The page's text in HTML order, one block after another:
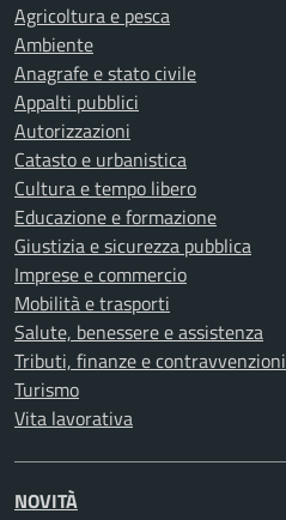
Agricoltura e pesca
Ambiente
Anagrafe e stato civile
Appalti pubblici
Autorizzazioni
Catasto e urbanistica
Cultura e tempo libero
Educazione e formazione
Giustizia e sicurezza pubblica
Imprese e commercio
Mobilità e trasporti
Salute, benessere e assistenza
Tributi, finanze e contravvenzioni
Turismo
Vita lavorativa
NOVITÀ